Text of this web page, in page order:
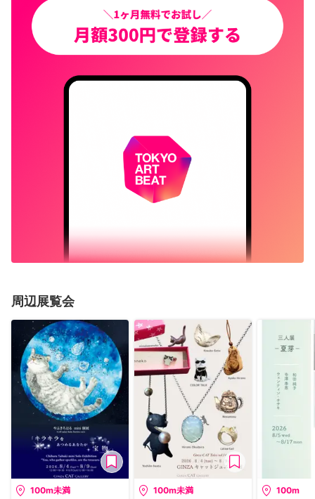
周辺展覧会
100m未満 100m未満 100m